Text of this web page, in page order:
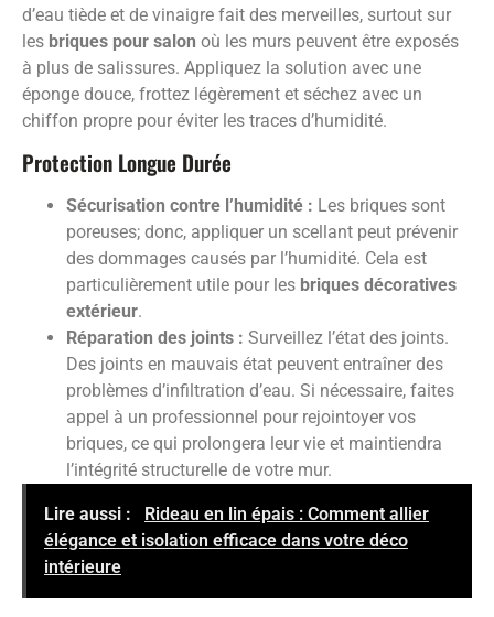
d’eau tiède et de vinaigre fait des merveilles, surtout sur
les briques pour salon où les murs peuvent être exposés
à plus de salissures. Appliquez la solution avec une
éponge douce, frottez légèrement et séchez avec un
chiffon propre pour éviter les traces d’humidité.
Protection Longue Durée
Sécurisation contre l’humidité : Les briques sont
poreuses; donc, appliquer un scellant peut prévenir
des dommages causés par l’humidité. Cela est
particulièrement utile pour les briques décoratives
extérieur.
Réparation des joints : Surveillez l’état des joints.
Des joints en mauvais état peuvent entraîner des
problèmes d’infiltration d’eau. Si nécessaire, faites
appel à un professionnel pour rejointoyer vos
briques, ce qui prolongera leur vie et maintiendra
l’intégrité structurelle de votre mur.
Lire aussi :
Rideau en lin épais : Comment allier
élégance et isolation efficace dans votre déco
intérieure